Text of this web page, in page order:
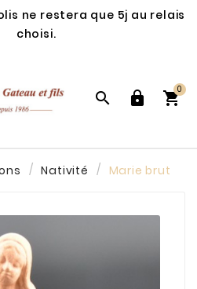
ne restera que 5j au relais
choisi.
  
0
Nativité Marie brut